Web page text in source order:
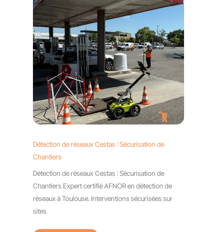
Détection de réseaux Cestas : Sécurisation de
Chantiers
Détection de réseaux Cestas : Sécurisation de
Chantiers Expert certifié AFNOR en détection de
réseaux à Toulouse. Interventions sécurisées sur
sites